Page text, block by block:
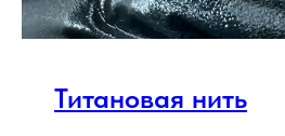
Титановая нить